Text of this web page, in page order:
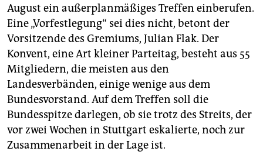
August ein außerplanmäßiges Treffen einberufen.
Eine „Vorfestlegung“ sei dies nicht, betont der
Vorsitzende des Gremiums, Julian Flak. Der
Konvent, eine Art kleiner Parteitag, besteht aus 55
Mitgliedern, die meisten aus den
Landesverbänden, einige wenige aus dem
Bundesvorstand. Auf dem Treffen soll die
Bundesspitze darlegen, ob sie trotz des Streits, der
vor zwei Wochen in Stuttgart eskalierte, noch zur
Zusammenarbeit in der Lage ist.